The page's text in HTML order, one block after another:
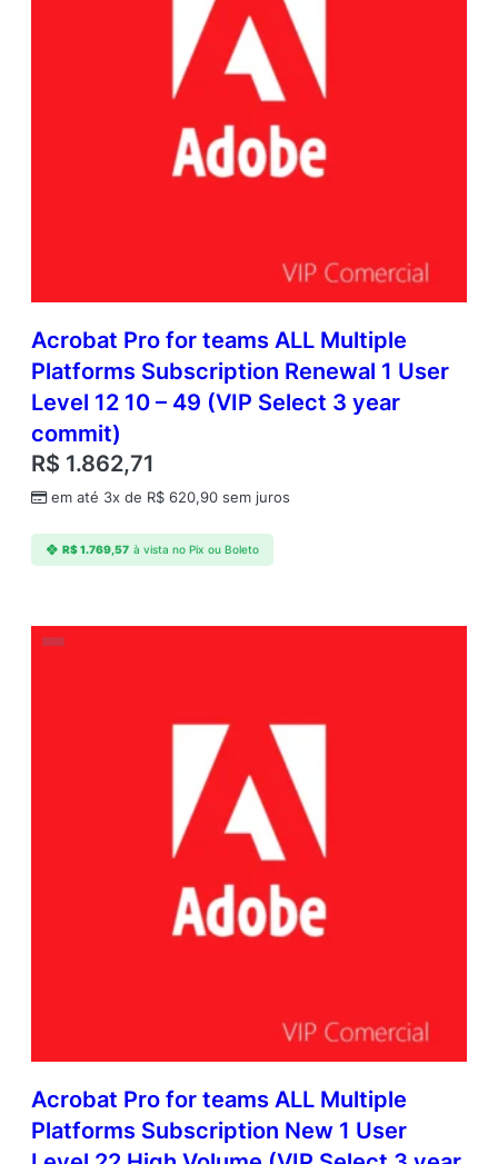
Acrobat Pro for teams ALL Multiple
Platforms Subscription Renewal 1 User
Level 12 10 – 49 (VIP Select 3 year
commit)
R$ 1.862,71
em até 3x de R$ 620,90 sem juros
R$1.769,57 à vista no Pix ou Boleto
Acrobat Pro for teams ALL Multiple
Platforms Subscription New 1 User